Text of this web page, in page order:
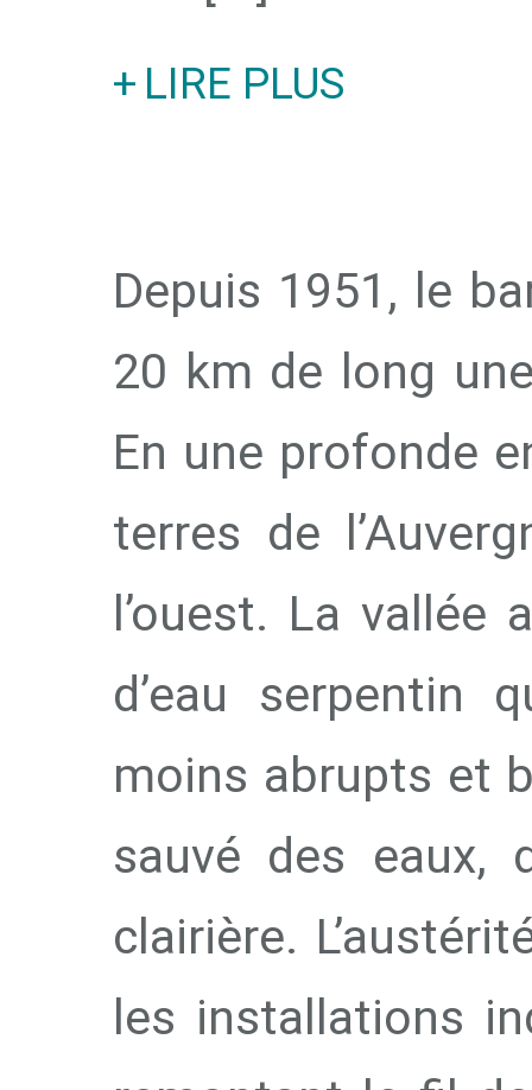
LIRE PLUS
Depuis 1951, le
20 km de long
En une profonde
terres de
l’ouest. La vallée
d’eau serpentin
moins abrupts et
sauvé des eaux,
clairière.
les installations